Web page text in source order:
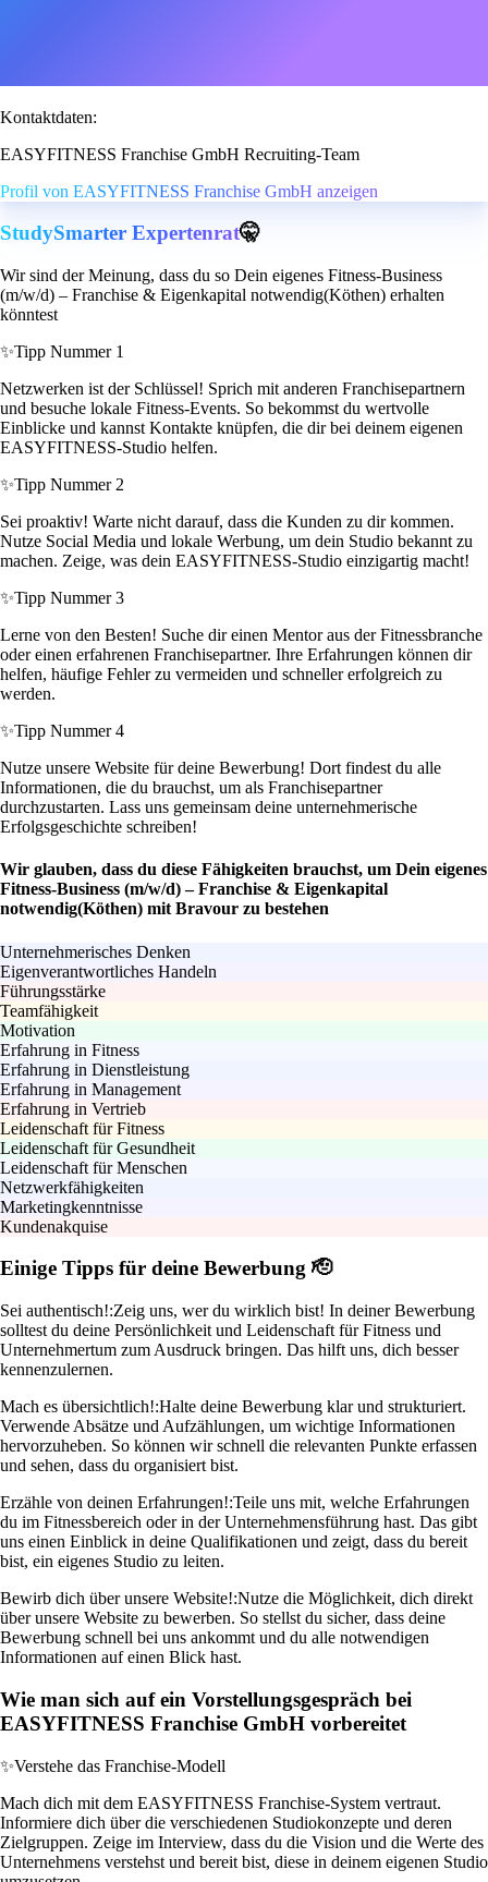
Kontaktdaten:
EASYFITNESS Franchise GmbH Recruiting-Team
Profil von EASYFITNESS Franchise GmbH anzeigen
StudySmarter Expertenrat🤫
Wir sind der Meinung, dass du so Dein eigenes Fitness-Business
(m/w/d) – Franchise & Eigenkapital notwendig(Köthen) erhalten
könntest
✨Tipp Nummer 1
Netzwerken ist der Schlüssel! Sprich mit anderen Franchisepartnern
und besuche lokale Fitness-Events. So bekommst du wertvolle
Einblicke und kannst Kontakte knüpfen, die dir bei deinem eigenen
EASYFITNESS-Studio helfen.
✨Tipp Nummer 2
Sei proaktiv! Warte nicht darauf, dass die Kunden zu dir kommen.
Nutze Social Media und lokale Werbung, um dein Studio bekannt zu
machen. Zeige, was dein EASYFITNESS-Studio einzigartig macht!
✨Tipp Nummer 3
Lerne von den Besten! Suche dir einen Mentor aus der Fitnessbranche
oder einen erfahrenen Franchisepartner. Ihre Erfahrungen können dir
helfen, häufige Fehler zu vermeiden und schneller erfolgreich zu
werden.
✨Tipp Nummer 4
Nutze unsere Website für deine Bewerbung! Dort findest du alle
Informationen, die du brauchst, um als Franchisepartner
durchzustarten. Lass uns gemeinsam deine unternehmerische
Erfolgsgeschichte schreiben!
Wir glauben, dass du diese Fähigkeiten brauchst, um Dein eigenes
Fitness-Business (m/w/d) – Franchise & Eigenkapital
notwendig(Köthen) mit Bravour zu bestehen
Unternehmerisches Denken
Eigenverantwortliches Handeln
Führungsstärke
Teamfähigkeit
Motivation
Erfahrung in Fitness
Erfahrung in Dienstleistung
Erfahrung in Management
Erfahrung in Vertrieb
Leidenschaft für Fitness
Leidenschaft für Gesundheit
Leidenschaft für Menschen
Netzwerkfähigkeiten
Marketingkenntnisse
Kundenakquise
Einige Tipps für deine Bewerbung 🫡
Sei authentisch!:Zeig uns, wer du wirklich bist! In deiner Bewerbung
solltest du deine Persönlichkeit und Leidenschaft für Fitness und
Unternehmertum zum Ausdruck bringen. Das hilft uns, dich besser
kennenzulernen.
Mach es übersichtlich!:Halte deine Bewerbung klar und strukturiert.
Verwende Absätze und Aufzählungen, um wichtige Informationen
hervorzuheben. So können wir schnell die relevanten Punkte erfassen
und sehen, dass du organisiert bist.
Erzähle von deinen Erfahrungen!:Teile uns mit, welche Erfahrungen
du im Fitnessbereich oder in der Unternehmensführung hast. Das gibt
uns einen Einblick in deine Qualifikationen und zeigt, dass du bereit
bist, ein eigenes Studio zu leiten.
Bewirb dich über unsere Website!:Nutze die Möglichkeit, dich direkt
über unsere Website zu bewerben. So stellst du sicher, dass deine
Bewerbung schnell bei uns ankommt und du alle notwendigen
Informationen auf einen Blick hast.
Wie man sich auf ein Vorstellungsgespräch bei
EASYFITNESS Franchise GmbH vorbereitet
✨Verstehe das Franchise-Modell
Mach dich mit dem EASYFITNESS Franchise-System vertraut.
Informiere dich über die verschiedenen Studiokonzepte und deren
Zielgruppen. Zeige im Interview, dass du die Vision und die Werte des
Unternehmens verstehst und bereit bist, diese in deinem eigenen Studio